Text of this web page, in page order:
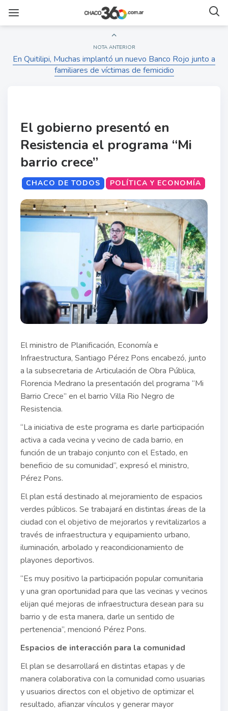
NOTA ANTERIOR
En Quitilipi, Muchas implantó un nuevo Banco Rojo junto a
familiares de víctimas de femicidio
El gobierno presentó en
Resistencia el programa “Mi
barrio crece”
CHACO DE TODOS POLÍTICA Y ECONOMÍA
El ministro de Planificación, Economía e
Infraestructura, Santiago Pérez Pons encabezó, junto
a la subsecretaria de Articulación de Obra Pública,
Florencia Medrano la presentación del programa “Mi
Barrio Crece” en el barrio Villa Rio Negro de
Resistencia.
“La iniciativa de este programa es darle participación
activa a cada vecina y vecino de cada barrio, en
función de un trabajo conjunto con el Estado, en
beneficio de su comunidad”, expresó el ministro,
Pérez Pons.
El plan está destinado al mejoramiento de espacios
verdes públicos. Se trabajará en distintas áreas de la
ciudad con el objetivo de mejorarlos y revitalizarlos a
través de infraestructura y equipamiento urbano,
iluminación, arbolado y reacondicionamiento de
playones deportivos.
“Es muy positivo la participación popular comunitaria
y una gran oportunidad para que las vecinas y vecinos
elijan qué mejoras de infraestructura desean para su
barrio y de esta manera, darle un sentido de
pertenencia”, mencionó Pérez Pons.
Espacios de interacción para la comunidad
El plan se desarrollará en distintas etapas y de
manera colaborativa con la comunidad como usuarias
y usuarios directos con el objetivo de optimizar el
resultado, afianzar vínculos y generar mayor